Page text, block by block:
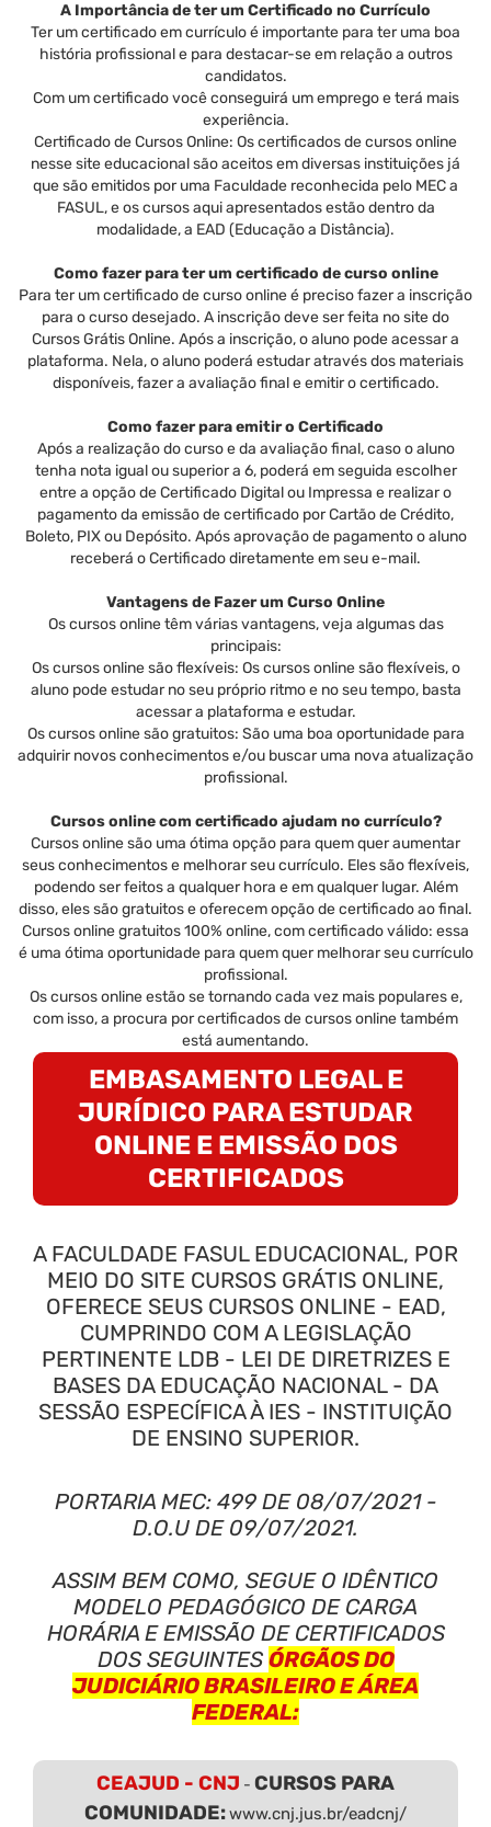
A Importância de ter um Certificado no Currículo
Ter um certificado em currículo é importante para ter uma boa
história profissional e para destacar-se em relação a outros
candidatos.
Com um certificado você conseguirá um emprego e terá mais
experiência.
Certificado de Cursos Online: Os certificados de cursos online
nesse site educacional são aceitos em diversas instituições já
que são emitidos por uma Faculdade reconhecida pelo MEC a
FASUL, e os cursos aqui apresentados estão dentro da
modalidade, a EAD (Educação a Distância).
Como fazer para ter um certificado de curso online
Para ter um certificado de curso online é preciso fazer a inscrição
para o curso desejado. A inscrição deve ser feita no site do
Cursos Grátis Online. Após a inscrição, o aluno pode acessar a
plataforma. Nela, o aluno poderá estudar através dos materiais
disponíveis, fazer a avaliação final e emitir o certificado.
Como fazer para emitir o Certificado
Após a realização do curso e da avaliação final, caso o aluno
tenha nota igual ou superior a 6, poderá em seguida escolher
entre a opção de Certificado Digital ou Impressa e realizar o
pagamento da emissão de certificado por Cartão de Crédito,
Boleto, PIX ou Depósito. Após aprovação de pagamento o aluno
receberá o Certificado diretamente em seu e-mail.
Vantagens de Fazer um Curso Online
Os cursos online têm várias vantagens, veja algumas das
principais:
Os cursos online são flexíveis: Os cursos online são flexíveis, o
aluno pode estudar no seu próprio ritmo e no seu tempo, basta
acessar a plataforma e estudar.
Os cursos online são gratuitos: São uma boa oportunidade para
adquirir novos conhecimentos e/ou buscar uma nova atualização
profissional.
Cursos online com certificado ajudam no currículo?
Cursos online são uma ótima opção para quem quer aumentar
seus conhecimentos e melhorar seu currículo. Eles são flexíveis,
podendo ser feitos a qualquer hora e em qualquer lugar. Além
disso, eles são gratuitos e oferecem opção de certificado ao final.
Cursos online gratuitos 100% online, com certificado válido: essa
é uma ótima oportunidade para quem quer melhorar seu currículo
profissional.
Os cursos online estão se tornando cada vez mais populares e,
com isso, a procura por certificados de cursos online também
está aumentando.
EMBASAMENTO LEGAL E
JURÍDICO PARA ESTUDAR
ONLINE E EMISSÃO DOS
CERTIFICADOS
A FACULDADE FASUL EDUCACIONAL, POR
MEIO DO SITE CURSOS GRÁTIS ONLINE,
OFERECE SEUS CURSOS ONLINE - EAD,
CUMPRINDO COM A LEGISLAÇÃO
PERTINENTE LDB - LEI DE DIRETRIZES E
BASES DA EDUCAÇÃO NACIONAL - DA
SESSÃO ESPECÍFICA À IES - INSTITUIÇÃO
DE ENSINO SUPERIOR.
PORTARIA MEC: 499 DE 08/07/2021 -
D.O.U DE 09/07/2021.
ASSIM BEM COMO, SEGUE O IDÊNTICO
MODELO PEDAGÓGICO DE CARGA
HORÁRIA E EMISSÃO DE CERTIFICADOS
DOS SEGUINTES ÓRGÃOS DO
JUDICIÁRIO BRASILEIRO E ÁREA
FEDERAL:
CEAJUD - CNJ - CURSOS PARA
COMUNIDADE:www.cnj.jus.br/eadcnj/